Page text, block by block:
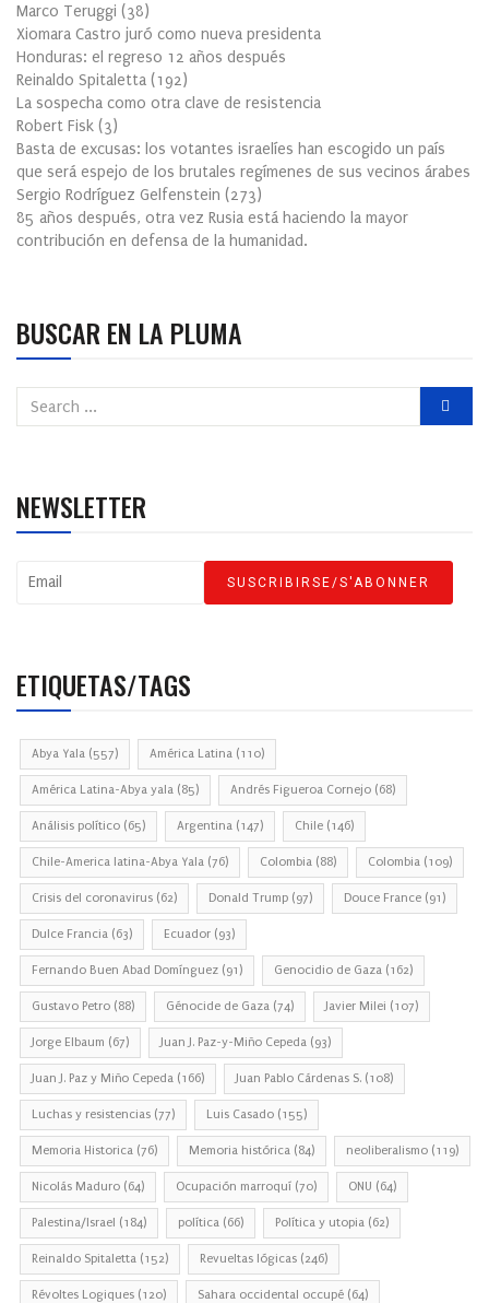
Marco Teruggi (38)
Xiomara Castro juró como nueva presidenta
Honduras: el regreso 12 años después
Reinaldo Spitaletta (192)
La sospecha como otra clave de resistencia
Robert Fisk (3)
Basta de excusas: los votantes israelíes han escogido un país
que será espejo de los brutales regímenes de sus vecinos árabes
Sergio Rodríguez Gelfenstein (273)
85 años después, otra vez Rusia está haciendo la mayor
contribución en defensa de la humanidad.
BUSCAR EN LA PLUMA
NEWSLETTER
ETIQUETAS/TAGS
Abya Yala (557) América Latina (110)
América Latina-Abya yala (85) Andrés Figueroa Cornejo (68)
Análisis político (65) Argentina (147) Chile (146)
Chile-America latina-Abya Yala (76) Colombia (88) Colombia (109)
Crisis del coronavirus (62) Donald Trump (97) Douce France (91)
Dulce Francia (63) Ecuador (93)
Fernando Buen Abad Domínguez (91) Genocidio de Gaza (162)
Gustavo Petro (88) Génocide de Gaza (74) Javier Milei (107)
Jorge Elbaum (67) Juan J. Paz-y-Miño Cepeda (93)
Juan J. Paz y Miño Cepeda (166) Juan Pablo Cárdenas S. (108)
Luchas y resistencias (77) Luis Casado (155)
Memoria Historica (76) Memoria histórica (84) neoliberalismo (119)
Nicolás Maduro (64) Ocupación marroquí (70) ONU (64)
Palestina/Israel (184) política (66) Política y utopia (62)
Reinaldo Spitaletta (152) Revueltas lógicas (246)
Révoltes Logiques (120) Sahara occidental occupé (64)